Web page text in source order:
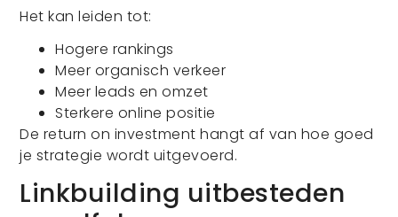
Het kan leiden tot:
Hogere rankings
Meer organisch verkeer
Meer leads en omzet
Sterkere online positie
De return on investment hangt af van hoe goed
je strategie wordt uitgevoerd.
Linkbuilding uitbesteden